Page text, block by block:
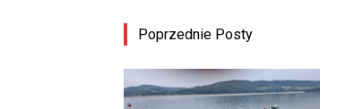
Poprzednie Posty